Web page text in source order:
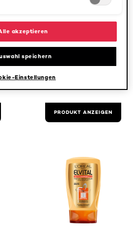
PRODUKT ANZEIGEN
akzeptieren
speichern
Einstellungen